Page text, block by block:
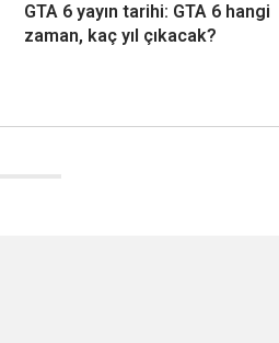
GTA 6 yayın tarihi: GTA 6 hangi
zaman, kaç yıl çıkacak?